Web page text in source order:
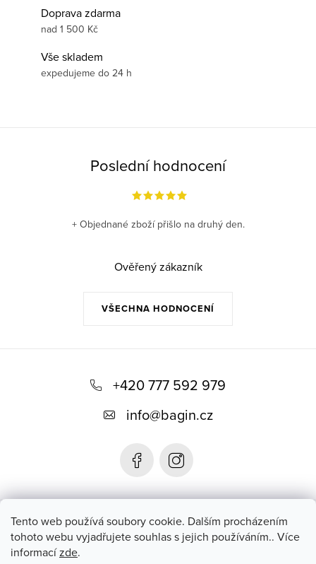
Tento web používá soubory cookie. Dalším procházením
tohoto webu vyjadřujete souhlas s jejich používáním.. Více
informacízde.
Doprava zdarma
nad 1 500 Kč
Vše skladem
expedujeme do 24 h
Poslední hodnocení
VŠECHNA HODNOCENÍ
+ Objednané zboží přišlo na druhý den.
Ověřený zákazník
+420 777 592 979
info@bagin.cz
Bagin.cz
Instagram